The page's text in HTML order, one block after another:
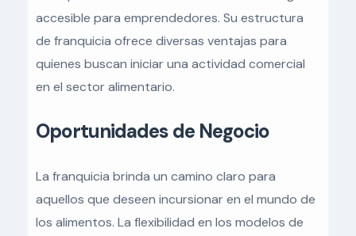
accesible para emprendedores. Su estructura
de franquicia ofrece diversas ventajas para
quienes buscan iniciar una actividad comercial
en el sector alimentario.
Oportunidades de Negocio
La franquicia brinda un camino claro para
aquellos que deseen incursionar en el mundo de
los alimentos. La flexibilidad en los modelos de